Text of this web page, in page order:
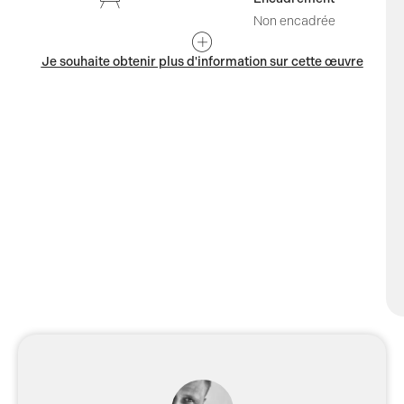
interprète, laissant une impression durable de confrontation
. L’art de BY! est unmiroir de la
complexité de l’existence humaine
originalité sur la toile, tout en rendant hommage à l’énergie et à
Je souhaite obtenir plus d'information sur cette œuvre
Non encadrée